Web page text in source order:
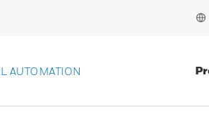
AUTOMATION